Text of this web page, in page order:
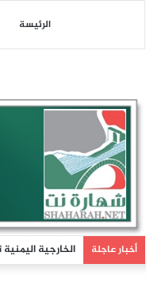
الرئيسة
أخبار عاجلة الخارجية